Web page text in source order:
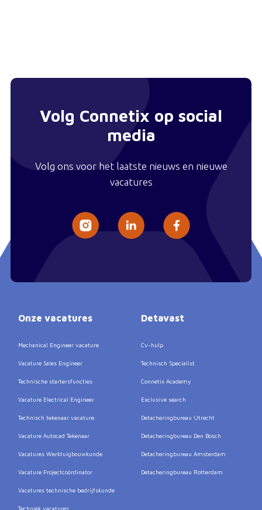
Volg Connetix op social
media
Volg ons voor het laatste nieuws en nieuwe
vacatures
Onze vacatures
Mechanical Engineer vacature
Vacature Sales Engineer
Technische startersfuncties
Vacature Electrical Engineer
Technisch tekenaar vacature
Vacature Autocad Tekenaar
Vacatures Werktuigbouwkunde
Vacature Projectcoördinator
Vacatures technische bedrijfskunde
Techniek vacatures
Detavast
Cv-hulp
Technisch Specialist
Connetix Academy
Exclusive search
Detacheringbureau Utrecht
Detacheringbureau Den Bosch
Detacheringbureau Amsterdam
Detacheringbureau Rotterdam